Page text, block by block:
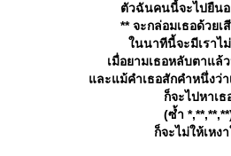
ตัวฉันคนนี้จะไปยืน
** จะกล่อมเธอด้วยเ
นนาทีนี้จะมีเราไ
เมื่อยามเธอหลับตาแล้
ละแม้คำเธอสักคำหนึ่งว่า
ก็จะไปหาเธ
(ซ้ำ
ก็จะไม่ให้เหง